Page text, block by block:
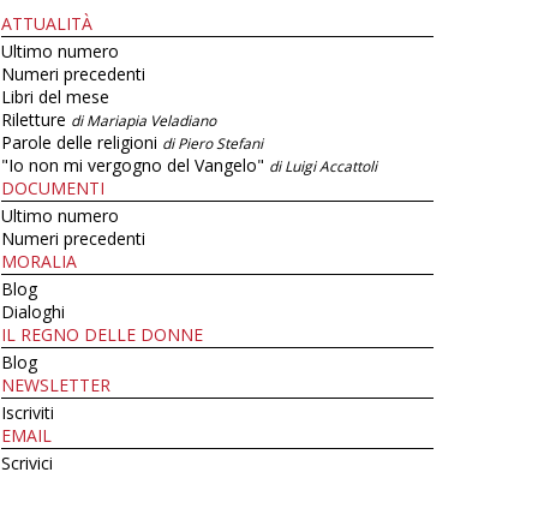
ATTUALITÀ
Ultimo numero
Numeri precedenti
Libri del mese
Riletture di Mariapia Veladiano
Parole delle religioni di Piero Stefani
"Io non mi vergogno del Vangelo" di Luigi Accattoli
DOCUMENTI
Ultimo numero
Numeri precedenti
MORALIA
Blog
Dialoghi
IL REGNO DELLE DONNE
Blog
NEWSLETTER
Iscriviti
EMAIL
Scrivici